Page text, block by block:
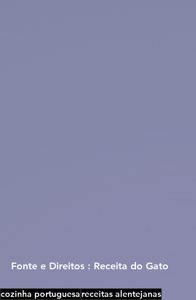
Fonte e Direitos : Receita do Gato
cozinha portuguesa receitas alentejanas